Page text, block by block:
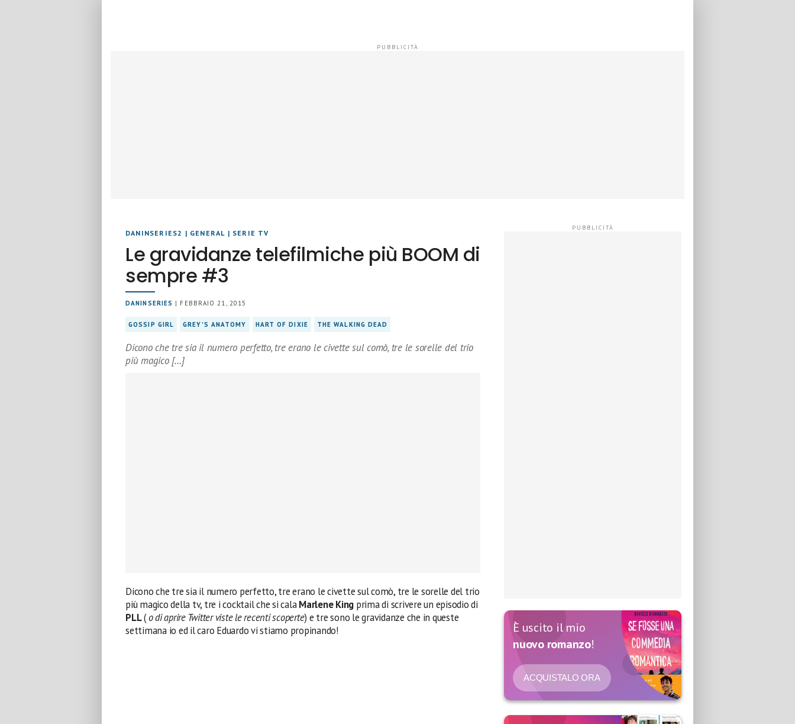
DANINSERIES2 | GENERAL | SERIE TV
Le gravidanze telefilmiche più BOOM di
sempre #3
DANINSERIES | FEBBRAIO 21, 2015
GOSSIP GIRL GREY'S ANATOMY HART OF DIXIE THE WALKING DEAD
Dicono che tre sia il numero perfetto, tre erano le civette sul comò, tre le sorelle del trio
più magico […]
Dicono che tre sia il numero perfetto, tre erano le civette sul comò, tre le sorelle del trio
più magico della tv, tre i cocktail che si calaMarlene King prima di scrivere un episodio di
PLL(o di aprire Twitter viste le recenti scoperte) e tre sono le gravidanze che in queste
settimana io ed il caro Eduardo vi stiamo propinando!
È uscito il mio
nuovo romanzo!
ACQUISTALO ORA